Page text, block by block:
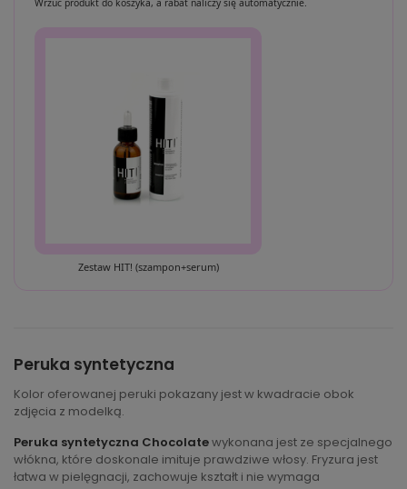
Wrzuć produkt do koszyka, a rabat naliczy się automatycznie.
Zestaw HIT! (szampon+serum)
Peruka syntetyczna
Kolor oferowanej peruki pokazany jest w kwadracie obok
zdjęcia z modelką.
Peruka syntetyczna Chocolatewykonana jest ze specjalnego
włókna, które doskonale imituje prawdziwe włosy. Fryzura jest
łatwa w pielęgnacji, zachowuje kształt i nie wymaga